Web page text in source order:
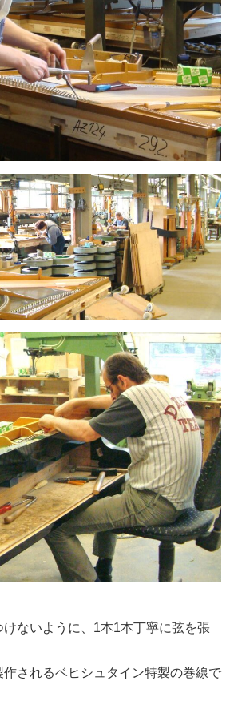
ないように、1本1本丁寧に弦を張
されるベヒシュタイン特製の巻線で